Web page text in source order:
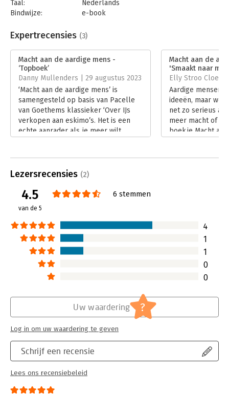
Taal:
Nederlands
Bindwijze:
e-book
Bestandsformaat:
epub
Uitgever:
Druk:
1
Verschijningsdatum:
30-10-2020
Hoofdrubriek: Psychologie
Expertrecensies (3)
Macht aan de aardige mens -
‘Topboek’
Danny Mullenders | 29 augustus 2023
‘Macht aan de aardige mens’ is
samengesteld op basis van Pacelle
van Goethems klassieker ‘Over IJs
verkopen aan eskimo’s. Het is een
echte aanrader als je meer wilt
niet om te winnen en de ander tekort
Lees verder
Macht aan de
'Smaakt naar
Elly Stroo Cloeck
Aardige mensen
ideeën, maar we
net zo serieus
meer macht of
boekje Macht
Lezersrecensies (2)
4.5
van de 5
6 stemmen
4
1
1
0
0
Schrijf een recensie
Lees ons recensiebeleid
Uw waardering ?
Log in om uw waardering te geven